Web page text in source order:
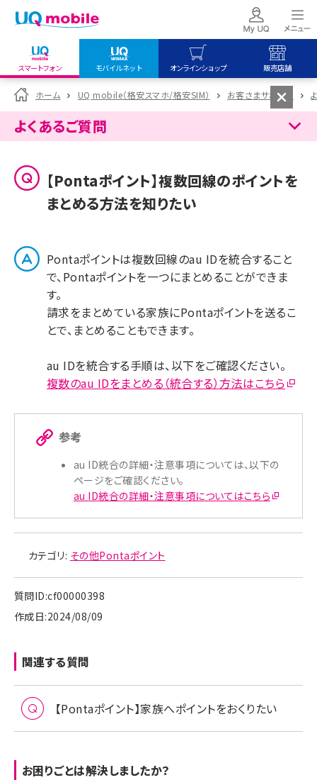
スマートフォン モバイルネット オンラインショップ 販売店舗
my UQ WiMAX
UQ WiMAX ご契約の方
My UQ mobile
UQ mobile
データチャージサイト
UQ mobile
オンラインショップ
UQ WiMAX
UQ mobile
販売店舗
UQ WiMAX
ホーム UQ mobile（格安スマホ/格安SIM） お客さまサポート
よくあるご質問
【Pontaポイント】複数回線のポイントを
まとめる方法を知りたい
Pontaポイントは複数回線のau IDを統合すること
で、Pontaポイントを一つにまとめることができま
す。
請求をまとめている家族にPontaポイントを送るこ
とで、まとめることもできます。
au IDを統合する手順は、以下をご確認ください。
複数のau IDをまとめる（統合する）方法はこちら
参考
au ID統合の詳細・注意事項については、以下の
ページをご確認ください。
au ID統合の詳細・注意事項についてはこちら
カテゴリ: その他Pontaポイント
質問ID:cf00000398
作成日:2024/08/09
関連する質問
【Pontaポイント】家族へポイントをおくりたい
お困りごとは解決しましたか？